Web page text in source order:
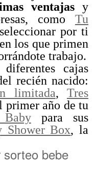
ventajas y
como Tu
por ti
los que primen
trabajo.
cajas
recién nacido:
limitada,Tres
primer año de tu
para sus
Shower Box, la